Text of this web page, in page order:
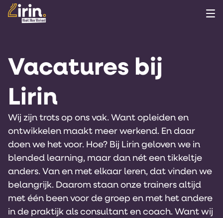
Overslaan
naar
inhoud
Vacatures bij
Lirin
Wij zijn trots op ons vak. Want opleiden en
ontwikkelen maakt meer werkend. En daar
doen we het voor. Hoe? Bij Lirin geloven we in
blended learning, maar dan nét een tikkeltje
anders. Van en met elkaar leren, dat vinden we
belangrijk. Daarom staan onze trainers altijd
met één been voor de groep en met het andere
in de praktijk als consultant en coach. Want wij